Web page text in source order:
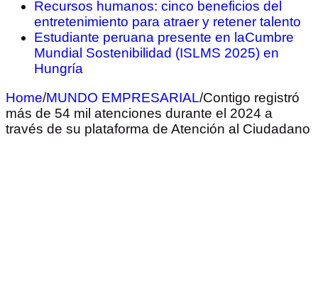
Recursos humanos: cinco beneficios del
entretenimiento para atraer y retener talento
Estudiante peruana presente en laCumbre
Mundial Sostenibilidad (ISLMS 2025) en
Hungría
Home/MUNDO EMPRESARIAL/Contigo registró
más de 54 mil atenciones durante el 2024 a
través de su plataforma de Atención al Ciudadano